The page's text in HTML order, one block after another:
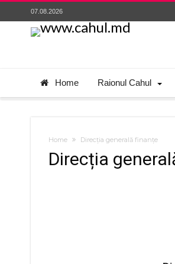
07.08.2026
Home Raionul Cahul
Home Direcția generală finanțe
Direcția